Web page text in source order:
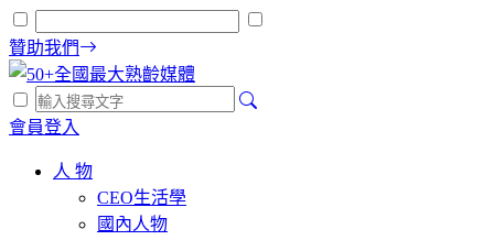
贊助我們
會員登入
人 物
CEO生活學
國內人物